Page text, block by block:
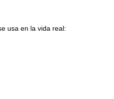
usa en la vida real: